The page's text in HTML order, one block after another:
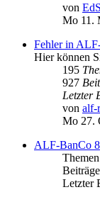
von
Mo 11.
Fehler in
Hier können
195
927
Letzter
von alf-
Mo 27.
ALF-BanCo 8
Themen
Beiträge
Letzter